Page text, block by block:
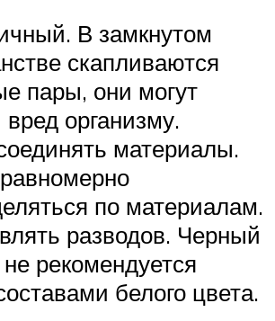
В замкнутом
скапливаются
пары, они могут
вред организму.
материалы.
по материалам.
разводов. Черный
не рекомендуется
белого цвета.